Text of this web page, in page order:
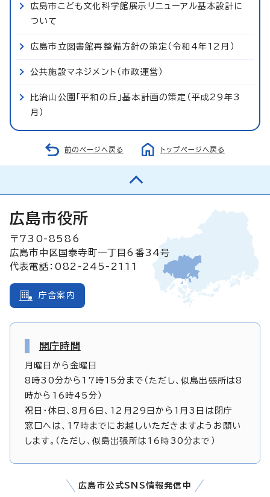
広島市こども文化科学館展示リニューアル基本設計に
ついて
広島市立図書館再整備方針の策定（令和4年12月）
公共施設マネジメント（市政運営）
比治山公園「平和の丘」基本計画の策定（平成29年3
月）
前のページへ戻る トップページへ戻る
広島市役所
〒730-8586
広島市中区国泰寺町一丁目6番34号
代表電話：082-245-2111
庁舎案内
開庁時間
月曜日から金曜日
8時30分から17時15分まで（ただし、似島出張所は8
時から16時45分）
祝日・休日、8月6日、12月29日から1月3日は閉庁
窓口へは、17時までにお越しいただきますようお願い
します。（ただし、似島出張所は16時30分まで）
広島市公式SNS情報発信中